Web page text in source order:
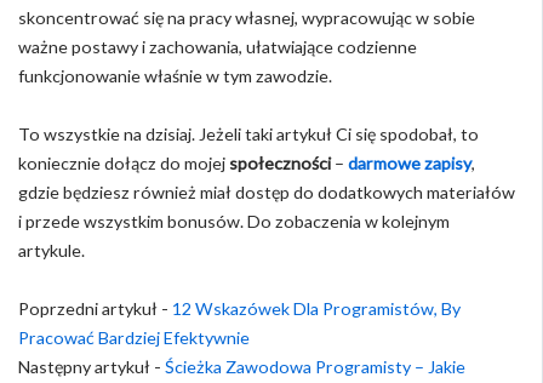
skoncentrować się na pracy własnej, wypracowując w sobie
ważne postawy i zachowania, ułatwiające codzienne
funkcjonowanie właśnie w tym zawodzie.
To wszystkie na dzisiaj. Jeżeli taki artykuł Ci się spodobał, to
koniecznie dołącz do mojej społeczności– darmowe zapisy,
gdzie będziesz również miał dostęp do dodatkowych materiałów
i przede wszystkim bonusów. Do zobaczenia w kolejnym
artykule.
Poprzedni artykuł - 12 Wskazówek Dla Programistów, By
Pracować Bardziej Efektywnie
Następny artykuł - Ścieżka Zawodowa Programisty – Jakie